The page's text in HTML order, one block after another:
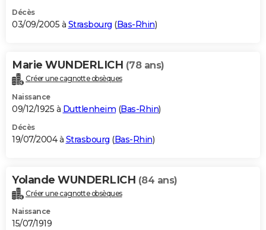
Décès
03/09/2005 à Strasbourg (Bas-Rhin)
Marie WUNDERLICH (78 ans)
Créer une cagnotte obsèques
Naissance
09/12/1925 à Duttlenheim (Bas-Rhin)
Décès
19/07/2004 à Strasbourg (Bas-Rhin)
Yolande WUNDERLICH (84 ans)
Créer une cagnotte obsèques
Naissance
15/07/1919